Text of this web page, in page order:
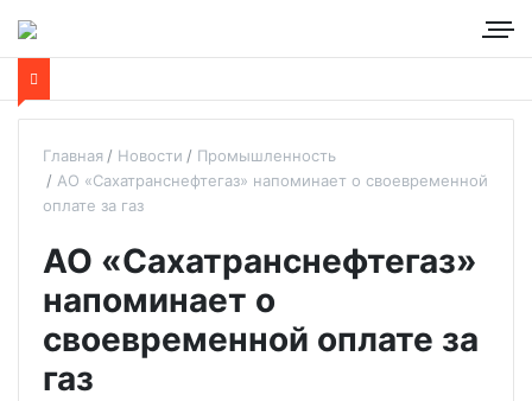
Главная Новости
Промышленность
АО «Сахатранснефтегаз» напоминает о своевременной
оплате за газ
АО «Сахатранснефтегаз»
напоминает о
своевременной оплате за
газ